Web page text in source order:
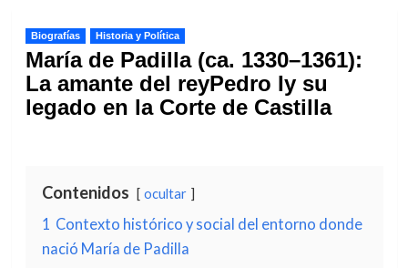
Biografías Historia y Política
María de Padilla (ca. 1330–1361):
La amante del reyPedro Iy su
legado en la Corte de Castilla
Contenidos ocultar
1 Contexto histórico y social del entorno donde
nació María de Padilla